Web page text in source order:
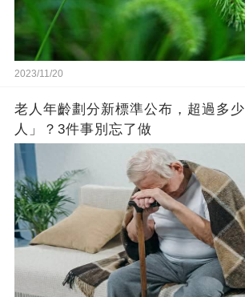
2023/11/20
老人年齡劃分新標準公布，超過多
人」？3件事別忘了做